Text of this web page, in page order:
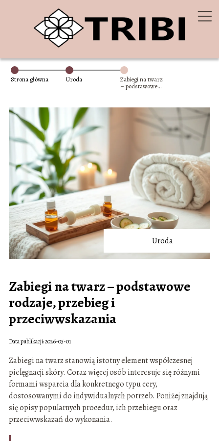
Strona główna Uroda
Zabiegi na twarz
– podstawowe
przeciwwskazania
Uroda
Zabiegi na twarz – podstawowe
rodzaje, przebieg i
przeciwwskazania
Data publikacji: 2026-05-01
Zabiegi na twarz stanowią istotny element współczesnej
pielęgnacji skóry. Coraz więcej osób interesuje się różnymi
formami wsparcia dla konkretnego typu cery,
dostosowanymi do indywidualnych potrzeb. Poniżej znajdują
się opisy popularnych procedur, ich przebiegu oraz
przeciwwskazań do wykonania.